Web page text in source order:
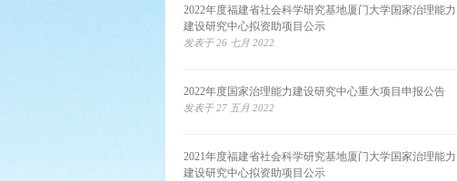
2022年度福建省社会科学研究基地厦门大学国家治理能力
建设研究中心拟资助项目公示
发表于 26 七月 2022
2022年度国家治理能力建设研究中心重大项目申报公告
发表于 27 五月 2022
2021年度福建省社会科学研究基地厦门大学国家治理能力
建设研究中心拟资助项目公示